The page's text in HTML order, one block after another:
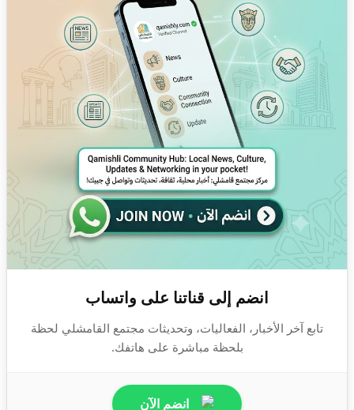
انضم إلى قناتنا على واتساب
تابع آخر الأخبار، الفعاليات، وتحديثات مجتمع القامشلي لحظة
بلحظة مباشرة على هاتفك.
انضم الآن